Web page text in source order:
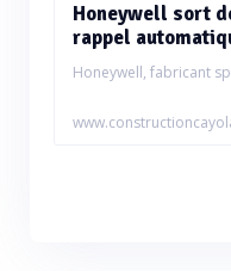
Honeywell sort
rappel
Honeywell, fabricant